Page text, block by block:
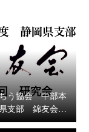
う協会 中部本
支部 錦友会…